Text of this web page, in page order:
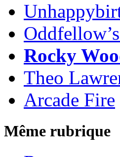
Rocky
Theo
Arcade Fire
Même rubrique